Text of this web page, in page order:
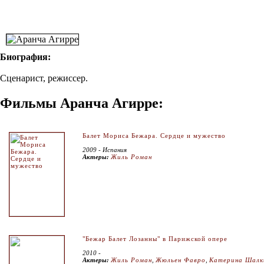
Биография:
Сценарист, режиссер.
Фильмы Аранча Агирре:
Балет Мориса Бежара. Сердце и мужество
2009 - Испания
Актеры: Жиль Роман
"Бежар Балет Лозанны" в Парижской опере
2010 -
Актеры: Жиль Роман Жюльен Фавро Катерина